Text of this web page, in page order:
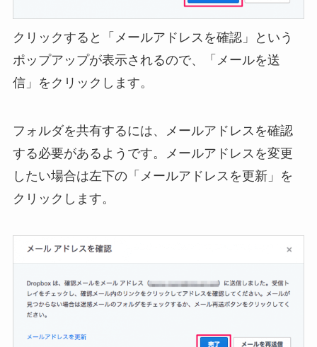
クリックすると「メールアドレスを確認」という
ポップアップが表示されるので、「メールを送
信」をクリックします。
フォルダを共有するには、メールアドレスを確認
する必要があるようです。メールアドレスを変更
したい場合は左下の「メールアドレスを更新」を
クリックします。